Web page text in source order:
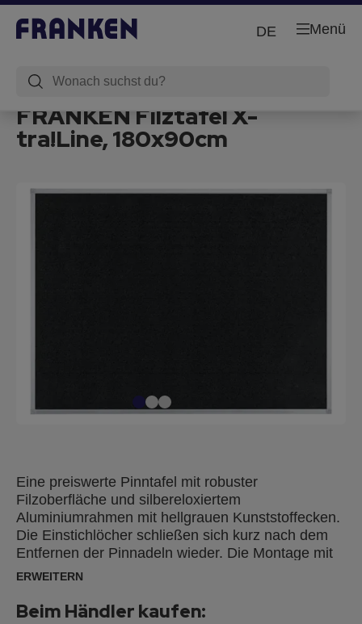
Menü
DE
FRANKEN Filztafel X-
tra!Line, 180x90cm
Eine preiswerte Pinntafel mit robuster
Filzoberfläche und silbereloxiertem
Aluminiumrahmen mit hellgrauen Kunststoffecken.
Die Einstichlöcher schließen sich kurz nach dem
Entfernen der Pinnadeln wieder. Die Montage mit
der Spiegelaufhängung oder verdeckt durch die
oder Querformat erfolgen.
ERWEITERN
Beim Händler kaufen: